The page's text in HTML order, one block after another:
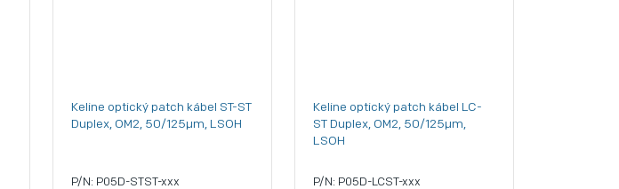
Keline optický patch kábel ST-ST
Duplex, OM2, 50/125µm, LSOH
P/N: P05D-STST-xxx
Keline optický patch kábel LC-
ST Duplex, OM2, 50/125µm,
LSOH
P/N: P05D-LCST-xxx